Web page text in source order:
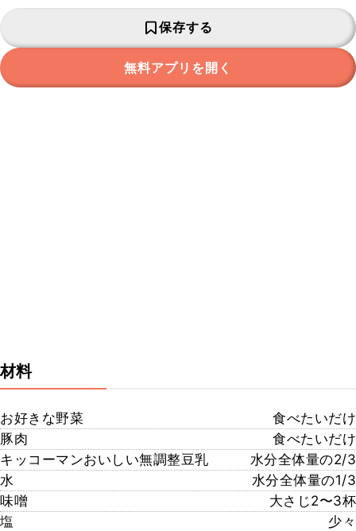
保存する
無料アプリを開く
材料
お好きな野菜
食べたいだけ
豚肉
食べたいだけ
キッコーマンおいしい無調整豆乳
水分全体量の2/3
水
水分全体量の1/3
味噌
大さじ2〜3杯
塩
少々